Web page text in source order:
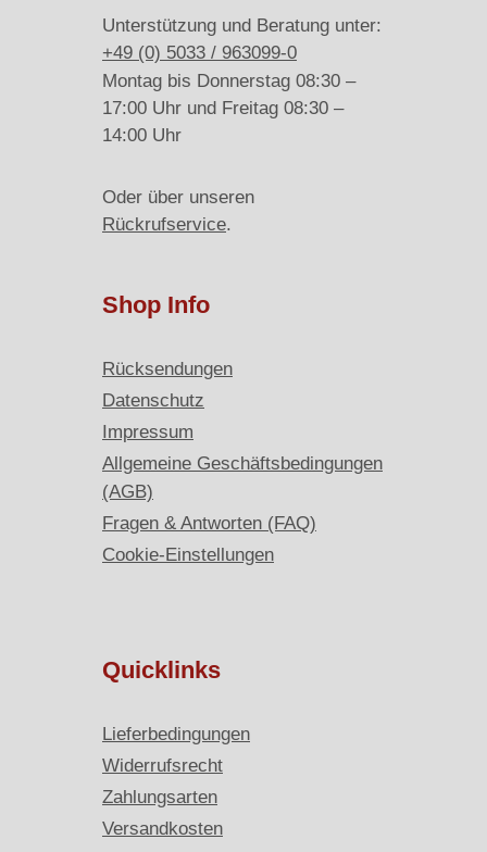
Unterstützung und Beratung unter:
+49 (0) 5033 / 963099-0
Montag bis Donnerstag 08:30 –
17:00 Uhr und Freitag 08:30 –
14:00 Uhr
Oder über unseren
Rückrufservice.
Shop Info
Rücksendungen
Datenschutz
Impressum
Allgemeine Geschäftsbedingungen
(AGB)
Fragen & Antworten (FAQ)
Cookie-Einstellungen
Quicklinks
Lieferbedingungen
Widerrufsrecht
Zahlungsarten
Versandkosten